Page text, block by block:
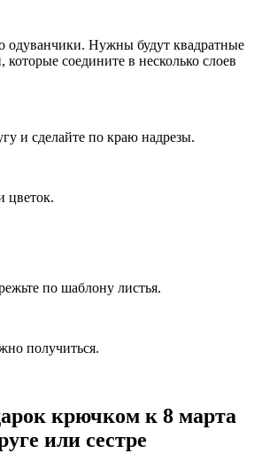
одуванчики. Нужны будут квадратные
которые соедините в несколько слоев
и сделайте по краю надрезы.
цветок.
по шаблону листья.
получиться.
крючком к 8 марта
или сестре